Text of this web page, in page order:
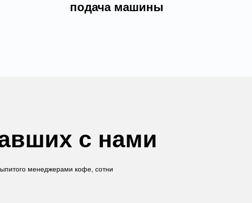
подача машины
с нами
менеджерами кофе, сотни